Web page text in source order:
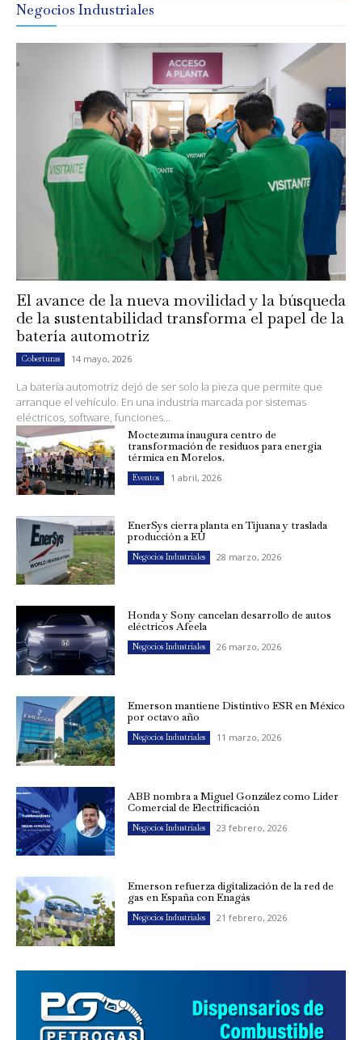
Negocios Industriales
El avance de la nueva movilidad y la búsqueda
de la sustentabilidad transforma el papel de la
batería automotriz
Coberturas 14 mayo, 2026
La batería automotriz dejó de ser solo la pieza que permite que
arranque el vehículo. En una industria marcada por sistemas
eléctricos, software, funciones...
Moctezuma inaugura centro de
transformación de residuos para energía
térmica en Morelos.
Eventos 1 abril, 2026
EnerSys cierra planta en Tijuana y traslada
producción a EU
Negocios Industriales 28 marzo, 2026
Honda y Sony cancelan desarrollo de autos
eléctricos Afeela
Negocios Industriales 26 marzo, 2026
Emerson mantiene Distintivo ESR en México
por octavo año
Negocios Industriales 11 marzo, 2026
ABB nombra a Miguel González como Líder
Comercial de Electrificación
Negocios Industriales 23 febrero, 2026
Emerson refuerza digitalización de la red de
gas en España con Enagás
Negocios Industriales 21 febrero, 2026